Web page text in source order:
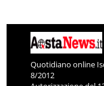
Quotidiano online
8/2012